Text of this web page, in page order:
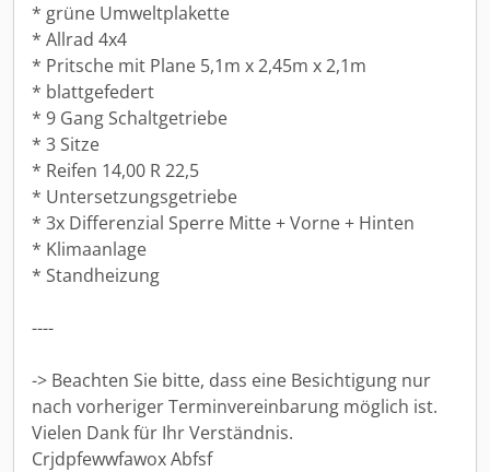
* grüne Umweltplakette
* Allrad 4x4
* Pritsche mit Plane 5,1m x 2,45m x 2,1m
* blattgefedert
* 9 Gang Schaltgetriebe
* 3 Sitze
* Reifen 14,00 R 22,5
* Untersetzungsgetriebe
* 3x Differenzial Sperre Mitte + Vorne + Hinten
* Klimaanlage
* Standheizung
----
-> Beachten Sie bitte, dass eine Besichtigung nur
nach vorheriger Terminvereinbarung möglich ist.
Vielen Dank für Ihr Verständnis.
Crjdpfewwfawox Abfsf